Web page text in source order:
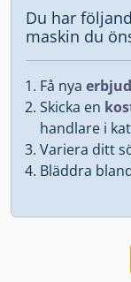
Du har
maskin du
Få nya
Skicka en
handlare i
Variera ditt
Bläddra